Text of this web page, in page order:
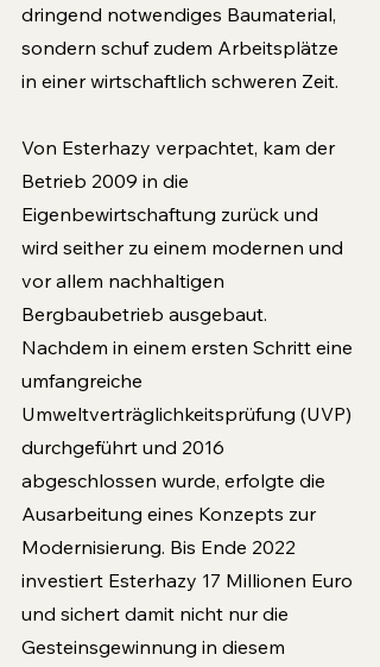
dringend notwendiges Baumaterial,
sondern schuf zudem Arbeitsplätze
in einer wirtschaftlich schweren Zeit.
Von Esterhazy verpachtet, kam der
Betrieb 2009 in die
Eigenbewirtschaftung zurück und
wird seither zu einem modernen und
vor allem nachhaltigen
Bergbaubetrieb ausgebaut.
Nachdem in einem ersten Schritt eine
umfangreiche
Umweltverträglichkeitsprüfung (UVP)
durchgeführt und 2016
abgeschlossen wurde, erfolgte die
Ausarbeitung eines Konzepts zur
Modernisierung. Bis Ende 2022
investiert Esterhazy 17 Millionen Euro
und sichert damit nicht nur die
Gesteinsgewinnung in diesem